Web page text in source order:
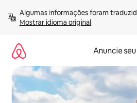
para
Mostrar idioma original
Anuncie